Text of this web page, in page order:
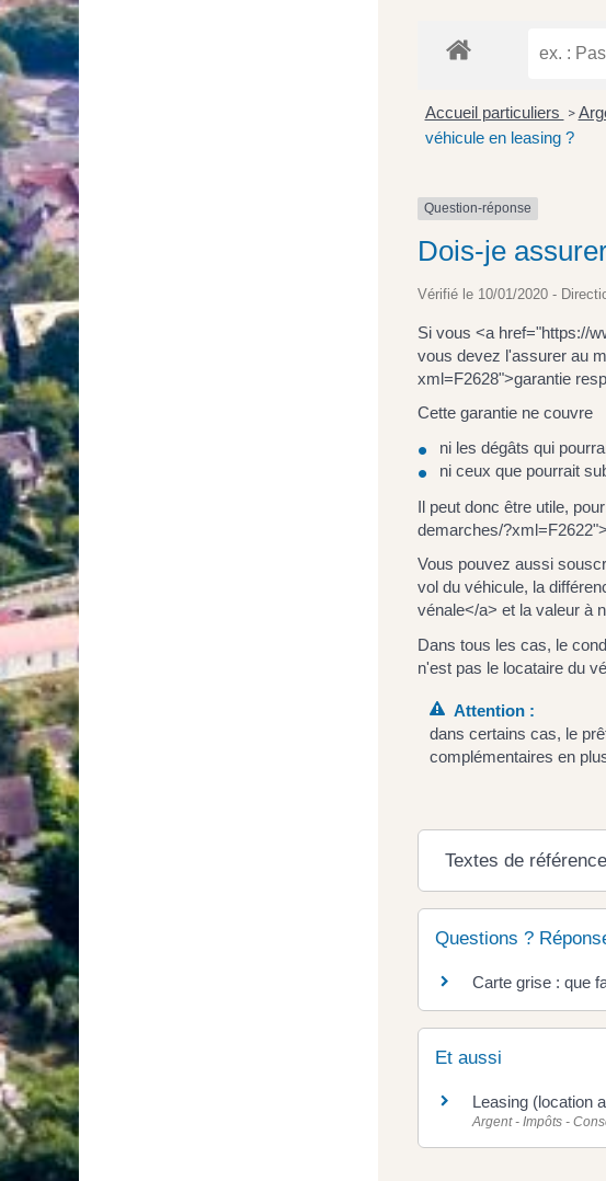
Accueil particuliers >
véhicule en leasing ?
Question-réponse
Dois-je
Vérifié le 10/01/2020 -
Si vous <a href="https://
vous devez l'assurer au
xml=F2628">garantie
Cette garantie ne couvre
ni les dégâts qui
ni ceux que pourrait
Il peut donc être utile,
demarches/
Vous pouvez aussi
vol du véhicule, la
vénale</a> et la valeur à
Dans tous les cas, le
n'est pas le locataire du
Attention :
dans certains cas, le
complémentaires en
Textes de référence
Questions ?
Carte grise : que
Et aussi
Leasing (location
Argent - Impôts -